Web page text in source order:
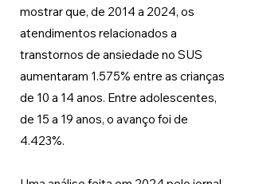
mostrar que, de 2014 a 2024, os
atendimentos relacionados a
transtornos de ansiedade no SUS
aumentaram 1.575% entre as crianças
de 10 a 14 anos. Entre adolescentes,
de 15 a 19 anos, o avanço foi de
4.423%.